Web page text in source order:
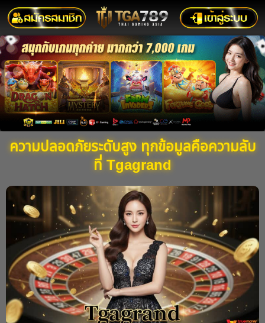
ความปลอดภัยระดับสูง ทุกข้อมูลคือความลับ
ที่ Tgagrand